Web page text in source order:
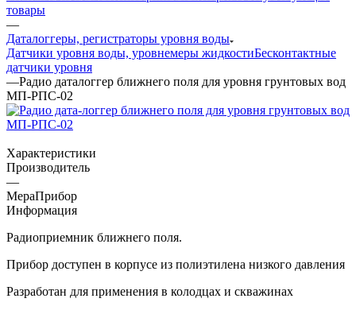
товары
—
Даталоггеры, регистраторы уровня воды
Датчики уровня воды, уровнемеры жидкостиБесконтактные
датчики уровня
—Радио даталоггер ближнего поля для уровня грунтовых вод
МП-РПС-02
Характеристики
Производитель
—
МераПрибор
Информация
Радиоприемник ближнего поля.
Прибор доступен в корпусе из полиэтилена низкого давления
Разработан для применения в колодцах и скважинах